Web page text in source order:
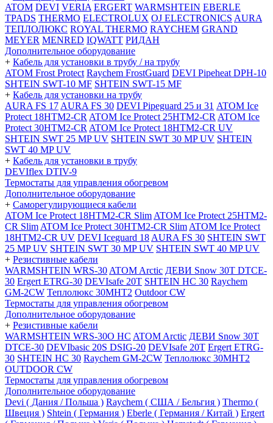
ATOM DEVI VERIA ERGERT WARMSHTEIN EBERLE
TPADS THERMO ELECTROLUX OJ ELECTRONICS AURA
ТЕПЛОЛЮКС ROYAL THERMO RAYCHEM GRAND
MEYER MENRED IQWATT РИДАН
Дополнительное оборудование
+ Кабель для установки в трубу / на трубу
ATOM Frost Protect Raychem FrostGuard DEVI Pipeheat DPH-10
SHTEIN SWT-10 MF SHTEIN SWT-15 MF
+ Кабель для установки на трубу
AURA FS 17 AURA FS 30 DEVI Pipeguard 25 и 31 ATOM Ice
Protect 18HTM2-CR ATOM Ice Protect 25HTM2-CR ATOM Ice
Protect 30HTM2-CR ATOM Ice Protect 18HTM2-CR UV
SHTEIN SWT 25 MP UV SHTEIN SWT 30 MP UV SHTEIN
SWT 40 MP UV
+ Кабель для установки в трубу
DEVIflex DTIV-9
Термостаты для управления обогревом
Дополнительное оборудование
+ Саморегулирующиеся кабели
ATOM Ice Protect 18HTM2-CR Slim ATOM Ice Protect 25HTM2-
CR Slim ATOM Ice Protect 30HTM2-CR Slim ATOM Ice Protect
18HTM2-CR UV DEVI Iceguard 18 AURA FS 30 SHTEIN SWT
25 MP UV SHTEIN SWT 30 MP UV SHTEIN SWT 40 MP UV
+ Резистивные кабели
WARMSHTEIN WRS-30 ATOM Arctic ДЕВИ Snow 30T DTCE-
30 Ergert ETRG-30 DEVIsafe 20T SHTEIN HC 30 Raychem
GM-2CW Теплолюкс 30МНТ2 Outdoor CW
Термостаты для управления обогревом
Дополнительное оборудование
+ Резистивные кабели
WARMSHTEIN WRS-30O HC ATOM Arctic ДЕВИ Snow 30T
DTCE-30 DEVIbasic 20S DSIG-20 DEVIsafe 20T Ergert ETRG-
30 SHTEIN HC 30 Raychem GM-2CW Теплолюкс 30МНТ2
OUTDOOR CW
Термостаты для управления обогревом
Дополнительное оборудование
Devi ( Дания / Польша ) Raychem ( США / Бельгия ) Thermo (
Швеция ) Shtein ( Германия ) Eberle ( Германия / Китай ) Ergert